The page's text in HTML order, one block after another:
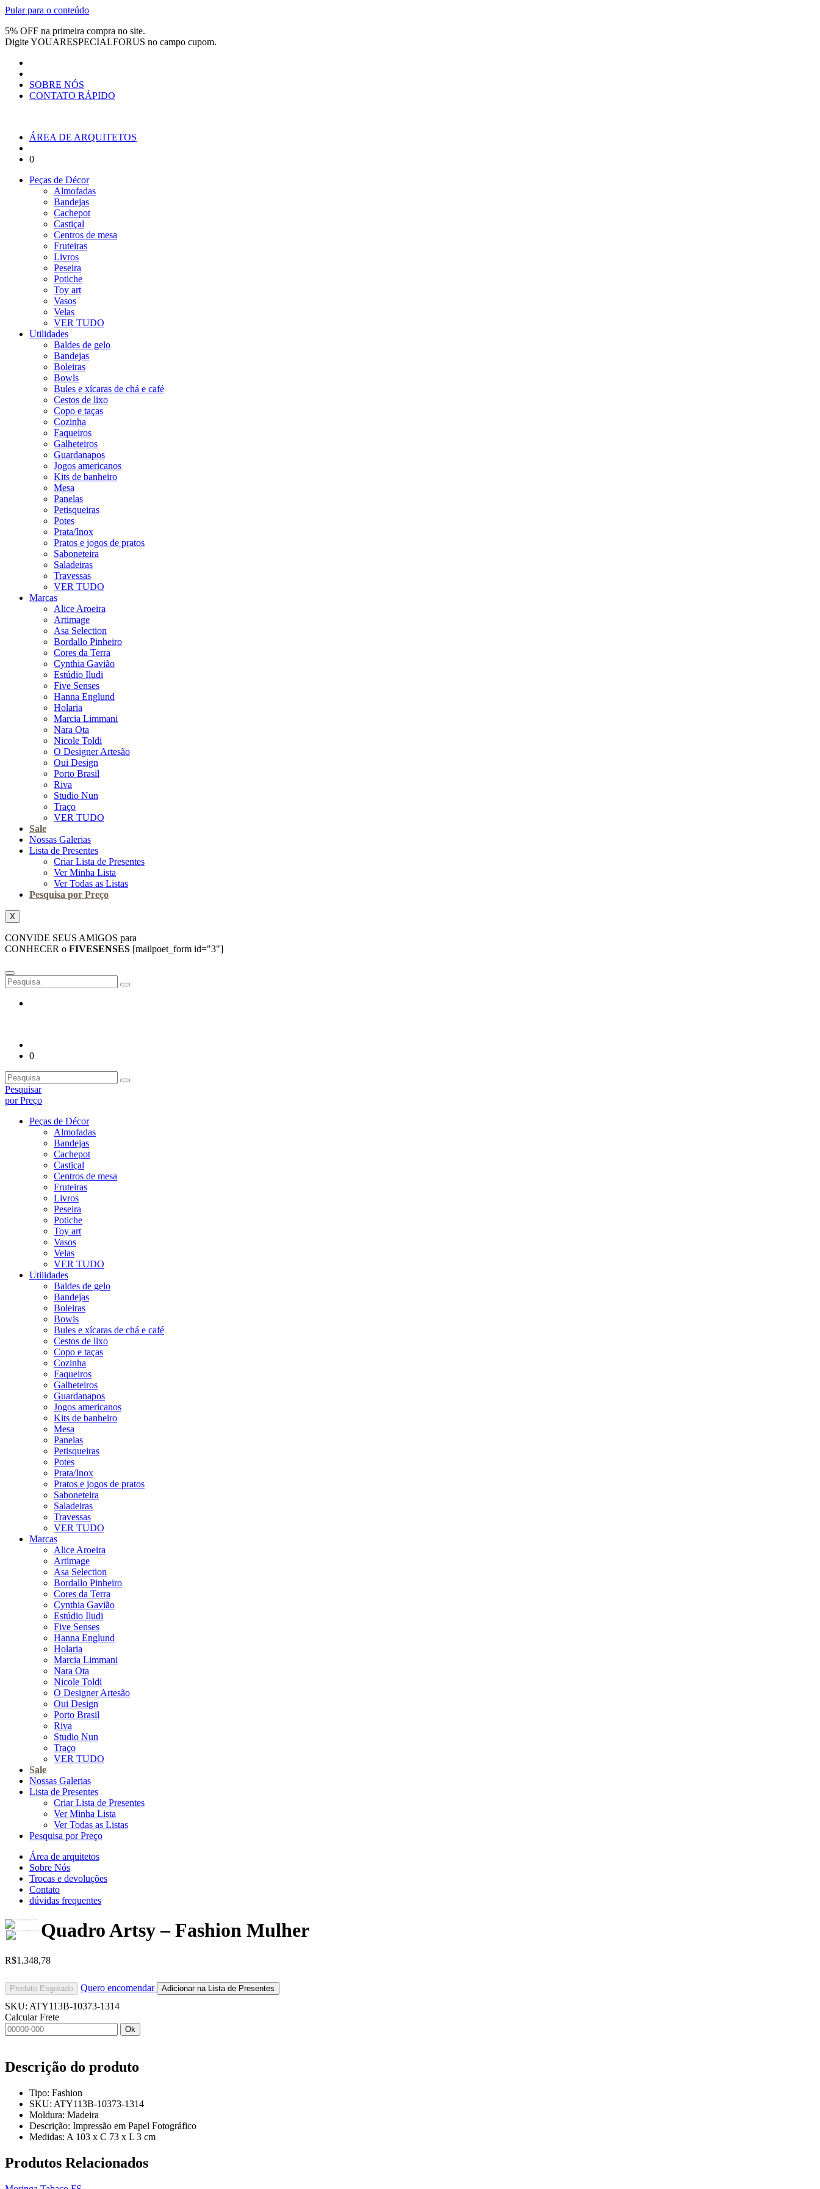
Pular para o conteúdo
5% OFF na primeira compra no site.
DigiteYOUARESPECIALFORUS no campo cupom.
SOBRE NÓS
CONTATO RÁPIDO
ÁREA DE ARQUITETOS
0
Peças de Décor
Almofadas
Bandejas
Cachepot
Castiçal
Centros de mesa
Fruteiras
Livros
Peseira
Potiche
Toy art
Vasos
Velas
VER TUDO
Utilidades
Baldes de gelo
Bandejas
Boleiras
Bowls
Bules e xícaras de chá e café
Cestos de lixo
Copo e taças
Cozinha
Faqueiros
Galheteiros
Guardanapos
Jogos americanos
Kits de banheiro
Mesa
Panelas
Petisqueiras
Potes
Prata/Inox
Pratos e jogos de pratos
Saboneteira
Saladeiras
Travessas
VER TUDO
Marcas
Alice Aroeira
Artimage
Asa Selection
Bordallo Pinheiro
Cores da Terra
Cynthia Gavião
Estúdio Iludi
Five Senses
Hanna Englund
Holaria
Marcia Limmani
Nara Ota
Nicole Toldi
O Designer Artesão
Oui Design
Porto Brasil
Riva
Studio Nun
Traço
VER TUDO
Sale
Nossas Galerias
Lista de Presentes
Criar Lista de Presentes
Ver Minha Lista
Ver Todas as Listas
Pesquisa por Preço
X
CONVIDE SEUS AMIGOS para
CONHECER o FIVESENSES [mailpoet_form id="3"]
0
Pesquisar
por Preço
Peças de Décor
Almofadas
Bandejas
Cachepot
Castiçal
Centros de mesa
Fruteiras
Livros
Peseira
Potiche
Toy art
Vasos
Velas
VER TUDO
Utilidades
Baldes de gelo
Bandejas
Boleiras
Bowls
Bules e xícaras de chá e café
Cestos de lixo
Copo e taças
Cozinha
Faqueiros
Galheteiros
Guardanapos
Jogos americanos
Kits de banheiro
Mesa
Panelas
Petisqueiras
Potes
Prata/Inox
Pratos e jogos de pratos
Saboneteira
Saladeiras
Travessas
VER TUDO
Marcas
Alice Aroeira
Artimage
Asa Selection
Bordallo Pinheiro
Cores da Terra
Cynthia Gavião
Estúdio Iludi
Five Senses
Hanna Englund
Holaria
Marcia Limmani
Nara Ota
Nicole Toldi
O Designer Artesão
Oui Design
Porto Brasil
Riva
Studio Nun
Traço
VER TUDO
Sale
Nossas Galerias
Lista de Presentes
Criar Lista de Presentes
Ver Minha Lista
Ver Todas as Listas
Pesquisa por Preço
Área de arquitetos
Sobre Nós
Trocas e devoluções
Contato
dúvidas frequentes
Quadro Artsy – Fashion Mulher
R$1.348,78
Produto Esgotado Quero encomendar Adicionar na Lista de Presentes
SKU: ATY113B-10373-1314
Calcular Frete
Ok
Descrição do produto
Tipo: Fashion
SKU: ATY113B-10373-1314
Moldura: Madeira
Descrição: Impressão em Papel Fotográfico
Medidas: A 103 x C 73 x L 3 cm
Produtos Relacionados